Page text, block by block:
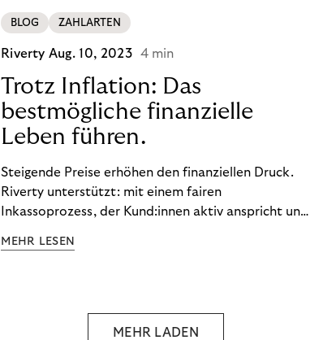
BLOG ZAHLARTEN
Riverty Aug. 10, 2023 4 min
Trotz Inflation: Das
bestmögliche finanzielle
Leben führen.
Steigende Preise erhöhen den finanziellen Druck.
Riverty unterstützt: mit einem fairen
Inkassoprozess, der Kund:innen aktiv anspricht und
Finanzbildung ermöglicht. So bleiben Menschen
MEHR LESEN
MEHR LADEN